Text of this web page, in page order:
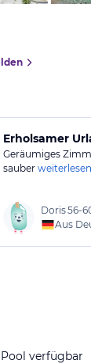
Erholsamer
Geräumiges
sauber weiterlesen
Doris56-
Aus
Pool verfügbar